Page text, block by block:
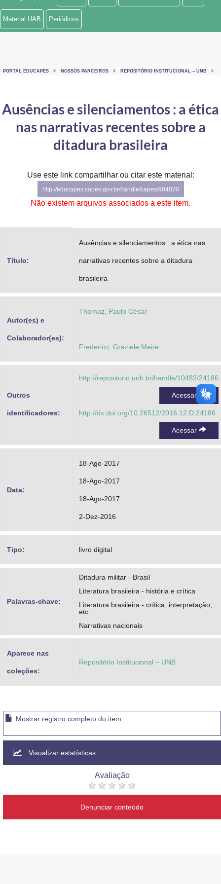
Ministério de Minas e Energia
Controladoria-Geral da União
Ministério da Mulher, da Família e dos Direitos Humanos
Secretaria de Governo
Gabinete de Segurança Institucional
Material UAB Periódicos
PORTAL EDUCAPES NOSSOS PARCEIROS REPOSITÓRIO INSTITUCIONAL – UNB
Ausências e silenciamentos : a ética
nas narrativas recentes sobre a
ditadura brasileira
Use este link compartilhar ou citar este material:
http://educapes.capes.gov.br/handle/capes/904020
Não existem arquivos associados a este item.
Título:
Ausências e silenciamentos : a ética nas
narrativas recentes sobre a ditadura
brasileira
Autor(es) e
Colaborador(es):
Thomaz, Paulo César
Frederico, Graziele Meire
Outros
identificadores:
http://repositorio.unb.br/handle/10482/24186
Acessar
http://dx.doi.org/10.26512/2016.12.D.24186
Acessar
Data:
18-Ago-2017
18-Ago-2017
18-Ago-2017
2-Dez-2016
Tipo: livro digital
Palavras-chave:
Ditadura militar - Brasil
Literatura brasileira - história e crítica
Literatura brasileira - crítica, interpretação,
etc
Narrativas nacionais
Aparece nas
coleções:
Repositório Institucional – UNB
Mostrar registro completo do item
Visualizar estatísticas
Avaliação
Denunciar conteúdo